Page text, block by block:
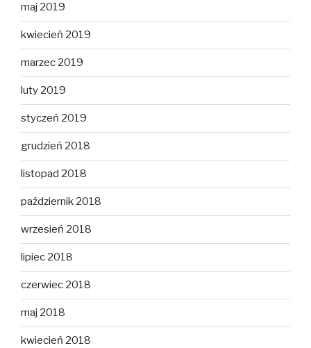
maj 2019
kwiecień 2019
marzec 2019
luty 2019
styczeń 2019
grudzień 2018
listopad 2018
październik 2018
wrzesień 2018
lipiec 2018
czerwiec 2018
maj 2018
kwiecień 2018